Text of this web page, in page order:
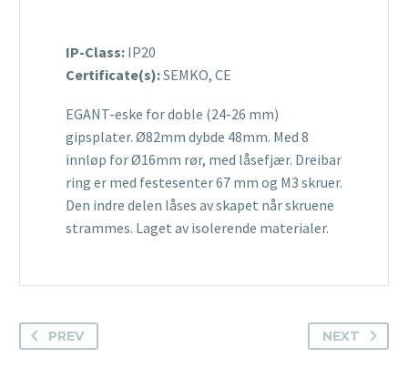
IP-Class: IP20
Certificate(s):SEMKO, CE
EGANT-eske for doble (24-26 mm)
gipsplater. Ø82mm dybde 48mm. Med 8
innløp for Ø16mm rør, med låsefjær. Dreibar
ring er med festesenter 67 mm og M3 skruer.
Den indre delen låses av skapet når skruene
strammes. Laget av isolerende materialer.
PREV NEXT